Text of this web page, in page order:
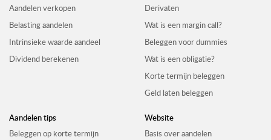
Aandelen verkopen
Belasting aandelen
Intrinsieke waarde aandeel
Dividend berekenen
Derivaten
Wat is een margin call?
Beleggen voor dummies
Wat is een obligatie?
Korte termijn beleggen
Geld laten beleggen
Aandelen tips
Beleggen op korte termijn
Website
Basis over aandelen